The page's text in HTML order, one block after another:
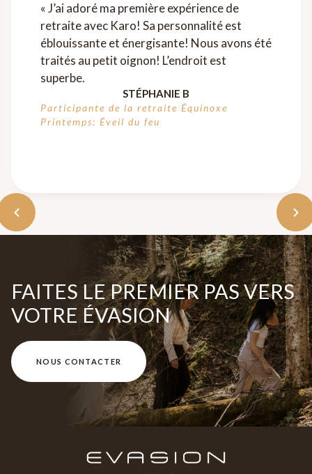
« J’ai adoré ma première expérience de
retraite avec Karo! Sa personnalité est
éblouissante et énergisante! Nous avons été
traités au petit oignon! L’endroit est
superbe.
STÉPHANIE B
Participante de la retraite Équinoxe
Printemps: Éveil du feu
FAITES LE PREMIER PAS VERS
VOTRE ÉVASION
NOUS CONTACTER